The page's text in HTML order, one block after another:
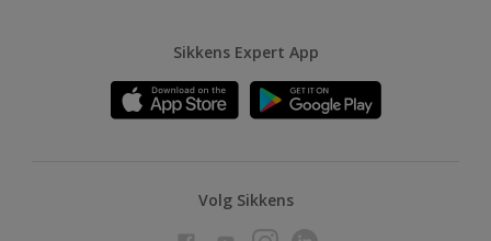
Sikkens Expert App
Volg Sikkens